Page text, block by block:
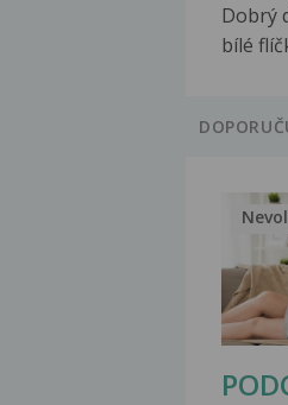
Dobrý
bílé